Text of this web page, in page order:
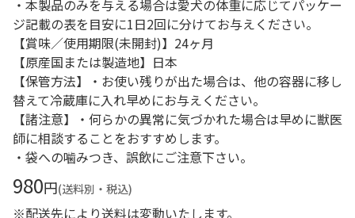
・本製品のみを与える場合は愛犬の体重に応じてパッケー
ジ記載の表を目安に1日2回に分けてお与えください。
【賞味／使用期限(未開封)】24ヶ月
【原産国または製造地】日本
【保管方法】・お使い残りが出た場合は、他の容器に移し
替えて冷蔵庫に入れ早めにお与えください。
【諸注意】・何らかの異常に気づかれた場合は早めに獣医
師に相談することをおすすめします。
・袋への噛みつき、誤飲にご注意下さい。
980円(送料別・税込)
※配送先により送料は変動いたします。